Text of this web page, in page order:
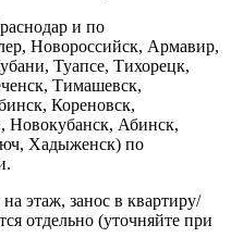
и по
Новороссийск, Армавир,
Туапсе, Тихорецк,
Тимашевск,
Кореновск,
Новокубанск, Абинск,
Хадыженск) по
этаж, занос в квартиру/
отдельно (уточняйте при